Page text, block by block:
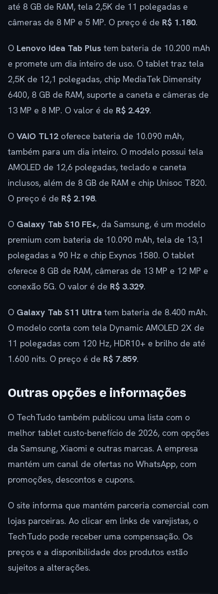
até 8 GB de RAM, tela 2,5K de 11 polegadas e
câmeras de 8 MP e 5 MP. O preço é de R$ 1.180.
O Lenovo Idea Tab Plus tem bateria de 10.200 mAh
e promete um dia inteiro de uso. O tablet traz tela
2,5K de 12,1 polegadas, chip MediaTek Dimensity
6400, 8 GB de RAM, suporte a caneta e câmeras de
13 MP e 8 MP. O valor é de R$ 2.429.
O VAIO TL12 oferece bateria de 10.090 mAh,
também para um dia inteiro. O modelo possui tela
AMOLED de 12,6 polegadas, teclado e caneta
inclusos, além de 8 GB de RAM e chip Unisoc T820.
O preço é de R$ 2.198.
O Galaxy Tab S10 FE+, da Samsung, é um modelo
premium com bateria de 10.090 mAh, tela de 13,1
polegadas a 90 Hz e chip Exynos 1580. O tablet
oferece 8 GB de RAM, câmeras de 13 MP e 12 MP e
conexão 5G. O valor é de R$ 3.329.
O Galaxy Tab S11 Ultra tem bateria de 8.400 mAh.
O modelo conta com tela Dynamic AMOLED 2X de
11 polegadas com 120 Hz, HDR10+ e brilho de até
1.600 nits. O preço é de R$ 7.859.
Outras opções e informações
O TechTudo também publicou uma lista com o
melhor tablet custo-benefício de 2026, com opções
da Samsung, Xiaomi e outras marcas. A empresa
mantém um canal de ofertas no WhatsApp, com
promoções, descontos e cupons.
O site informa que mantém parceria comercial com
lojas parceiras. Ao clicar em links de varejistas, o
TechTudo pode receber uma compensação. Os
preços e a disponibilidade dos produtos estão
sujeitos a alterações.